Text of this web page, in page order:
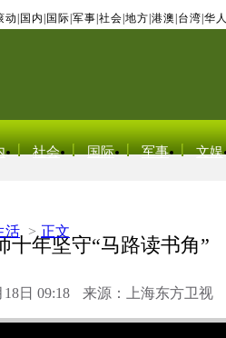
动 国内 国际 军事 社会 地方 港澳 台湾 华人
社会 国际 军事 文娱
活 > 正文
十年坚守“马路读书角”
日 09:18 来源：上海东方卫视